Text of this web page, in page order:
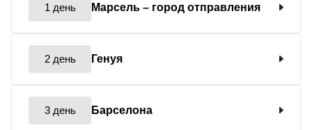
1 день Марсель – город отправления
2 день Генуя
3 день Барселона